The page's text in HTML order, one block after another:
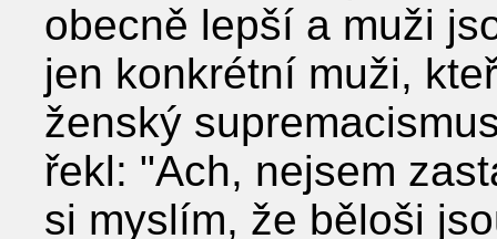
obecně lepší a muži
jen konkrétní muži,
ženský
řekl: "Ach, nejsem
si myslím, že běloši